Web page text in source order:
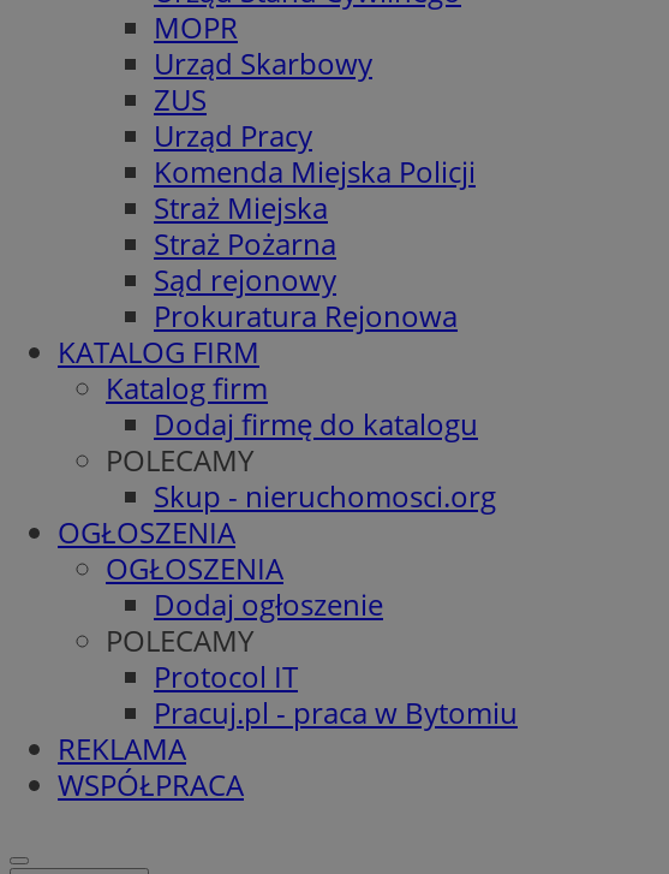
MOPR
Urząd Skarbowy
ZUS
Urząd Pracy
Komenda Miejska Policji
Straż Miejska
Straż Pożarna
Sąd rejonowy
Prokuratura Rejonowa
KATALOG FIRM
Katalog firm
Dodaj firmę do katalogu
POLECAMY
Skup - nieruchomosci.org
OGŁOSZENIA
OGŁOSZENIA
Dodaj ogłoszenie
POLECAMY
Protocol IT
Pracuj.pl - praca w Bytomiu
REKLAMA
WSPÓŁPRACA